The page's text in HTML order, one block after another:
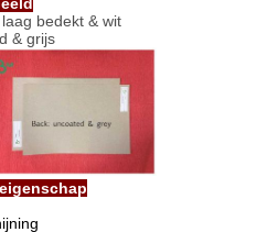
bedekt & wit
& grijs